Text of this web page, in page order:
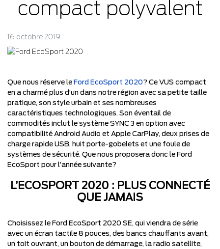
compact polyvalent
16 octobre 2019
Que nous réserve leFord EcoSport 2020? Ce VUS compact
en a charmé plus d’un dans notre région avec sa petite taille
pratique, son style urbain et ses nombreuses
caractéristiques technologiques. Son éventail de
commodités inclut le système SYNC 3 en option avec
compatibilité Android Audio et Apple CarPlay, deux prises de
charge rapide USB, huit porte-gobelets et une foule de
systèmes de sécurité. Que nous proposera donc leFord
EcoSport pour l’année suivante?
L’ECOSPORT 2020 : PLUS CONNECTÉ
QUE JAMAIS
Choisissez leFord EcoSport 2020 SE, qui viendra de série
avec un écran tactile 8 pouces, des bancs chauffants avant,
un toit ouvrant, un bouton de démarrage, la radio satellite,